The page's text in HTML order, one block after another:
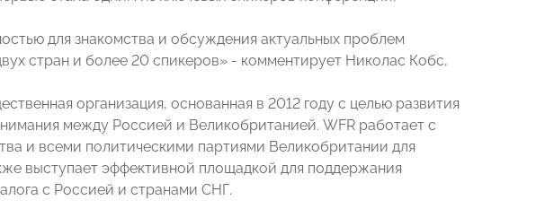
для знакомства и обсуждения актуальных проблем
стран и более 20 спикеров» - комментирует Николас Кобс,
организация, основанная в 2012 году с целью развития
между Россией и Великобританией. WFR работает с
и всеми политическими партиями Великобритании для
выступает эффективной площадкой для поддержания
с Россией и странами СНГ.